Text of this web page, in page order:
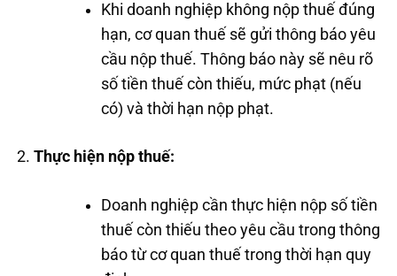
Khi doanh nghiệp không nộp thuế đúng
hạn, cơ quan thuế sẽ gửi thông báo yêu
cầu nộp thuế. Thông báo này sẽ nêu rõ
số tiền thuế còn thiếu, mức phạt (nếu
có) và thời hạn nộp phạt.
Thực hiện nộp thuế:
Doanh nghiệp cần thực hiện nộp số tiền
thuế còn thiếu theo yêu cầu trong thông
báo từ cơ quan thuế trong thời hạn quy